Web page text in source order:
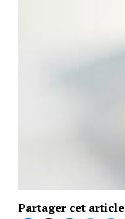
Partager cet article